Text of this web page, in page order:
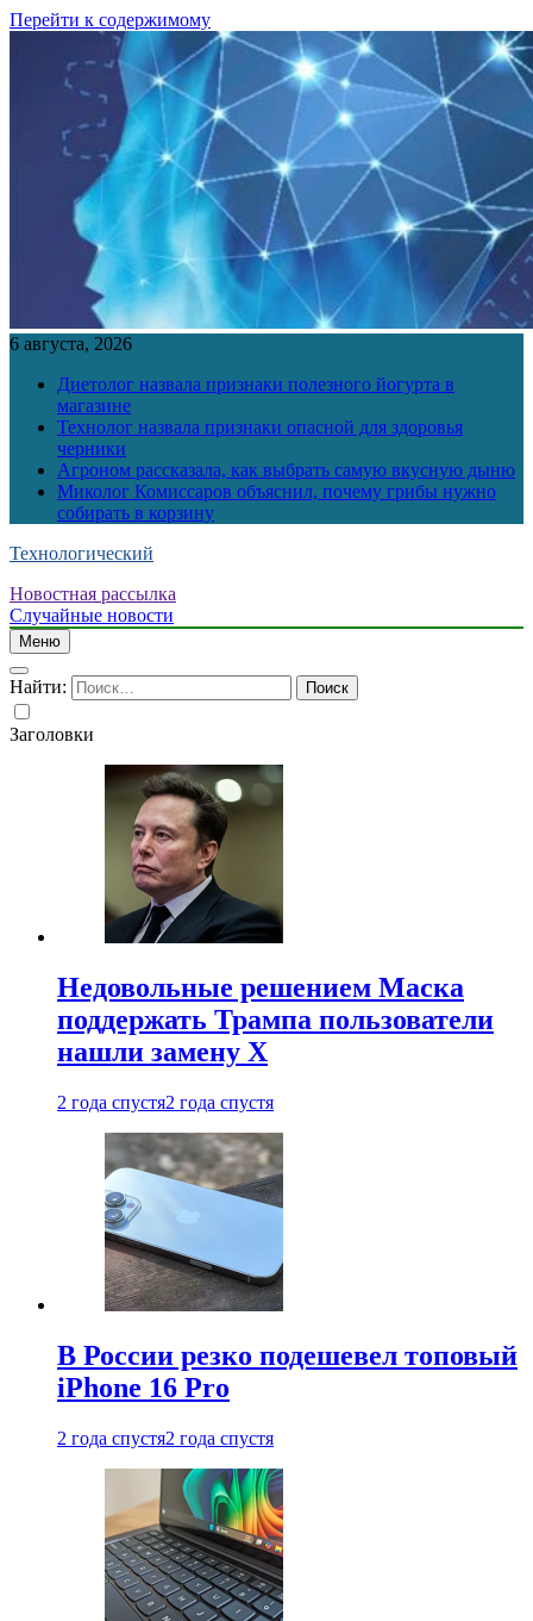
Перейти к содержимому
6 августа, 2026
Диетолог назвала признаки полезного йогурта в
магазине
Технолог назвала признаки опасной для здоровья
черники
Агроном рассказала, как выбрать самую вкусную дыню
Миколог Комиссаров объяснил, почему грибы нужно
собирать в корзину
Технологический
Новостная рассылка
Случайные новости
Меню
Найти:
Заголовки
Недовольные решением Маска
поддержать Трампа пользователи
нашли замену X
2 года спустя2 года спустя
В России резко подешевел топовый
iPhone 16 Pro
2 года спустя2 года спустя